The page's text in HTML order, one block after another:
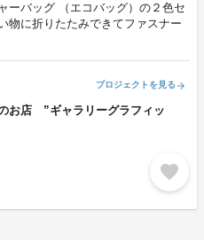
ーバッグ （エコバッグ）の２色セ
物に折りたたみできてファスナー
プロジェクトを見る arrow_forward
お店 ”ギャラリーグラフィッ
favorite